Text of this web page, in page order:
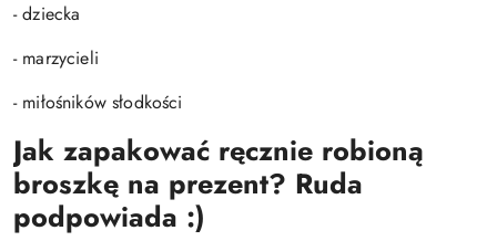
- dziecka
- marzycieli
- miłośników słodkości
Jak zapakować ręcznie robioną
broszkę na prezent? Ruda
podpowiada :)